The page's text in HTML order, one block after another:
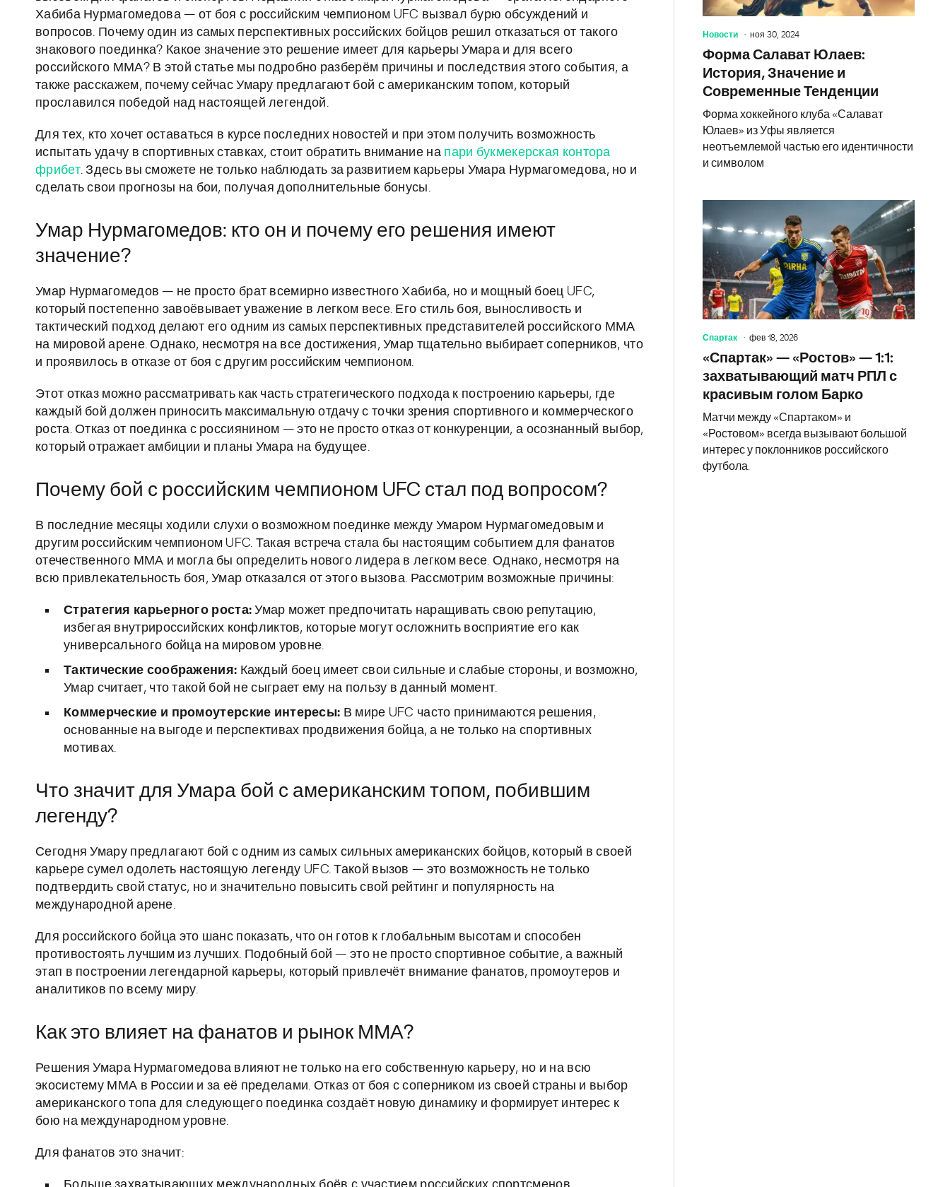
Хабиба Нурмагомедова — от боя с российским чемпионом UFC вызвал бурю обсуждений и
вопросов. Почему один из самых перспективных российских бойцов решил отказаться от такого
знакового поединка? Какое значение это решение имеет для карьеры Умара и для всего
российского ММА? В этой статье мы подробно разберём причины и последствия этого события, а
также расскажем, почему сейчас Умару предлагают бой с американским топом, который
прославился победой над настоящей легендой.
Для тех, кто хочет оставаться в курсе последних новостей и при этом получить возможность
испытать удачу в спортивных ставках, стоит обратить внимание на пари букмекерская контора
фрибет. Здесь вы сможете не только наблюдать за развитием карьеры Умара Нурмагомедова, но и
сделать свои прогнозы на бои, получая дополнительные бонусы.
Умар Нурмагомедов: кто он и почему его решения имеют
значение?
Умар Нурмагомедов — не просто брат всемирно известного Хабиба, но и мощный боец UFC,
который постепенно завоёвывает уважение в легком весе. Его стиль боя, выносливость и
тактический подход делают его одним из самых перспективных представителей российского ММА
на мировой арене. Однако, несмотря на все достижения, Умар тщательно выбирает соперников, что
и проявилось в отказе от боя с другим российским чемпионом.
Этот отказ можно рассматривать как часть стратегического подхода к построению карьеры, где
каждый бой должен приносить максимальную отдачу с точки зрения спортивного и коммерческого
роста. Отказ от поединка с россиянином — это не просто отказ от конкуренции, а осознанный выбор,
который отражает амбиции и планы Умара на будущее.
Почему бой с российским чемпионом UFC стал под вопросом?
В последние месяцы ходили слухи о возможном поединке между Умаром Нурмагомедовым и
другим российским чемпионом UFC. Такая встреча стала бы настоящим событием для фанатов
отечественного ММА и могла бы определить нового лидера в легком весе. Однако, несмотря на
всю привлекательность боя, Умар отказался от этого вызова. Рассмотрим возможные причины:
Стратегия карьерного роста: Умар может предпочитать наращивать свою репутацию,
избегая внутрироссийских конфликтов, которые могут осложнить восприятие его как
универсального бойца на мировом уровне.
Тактические соображения: Каждый боец имеет свои сильные и слабые стороны, и возможно,
Умар считает, что такой бой не сыграет ему на пользу в данный момент.
Коммерческие и промоутерские интересы: В мире UFC часто принимаются решения,
основанные на выгоде и перспективах продвижения бойца, а не только на спортивных
мотивах.
Что значит для Умара бой с американским топом, побившим
легенду?
Сегодня Умару предлагают бой с одним из самых сильных американских бойцов, который в своей
карьере сумел одолеть настоящую легенду UFC. Такой вызов — это возможность не только
подтвердить свой статус, но и значительно повысить свой рейтинг и популярность на
международной арене.
Для российского бойца это шанс показать, что он готов к глобальным высотам и способен
противостоять лучшим из лучших. Подобный бой — это не просто спортивное событие, а важный
этап в построении легендарной карьеры, который привлечёт внимание фанатов, промоутеров и
аналитиков по всему миру.
Как это влияет на фанатов и рынок ММА?
Решения Умара Нурмагомедова влияют не только на его собственную карьеру, но и на всю
экосистему ММА в России и за её пределами. Отказ от боя с соперником из своей страны и выбор
американского топа для следующего поединка создаёт новую динамику и формирует интерес к
бою на международном уровне.
Для фанатов это значит:
Новости ноя 30, 2024
Форма Салават Юлаев:
История, Значение и
Современные Тенденции
Форма хоккейного клуба «Салават
Юлаев» из Уфы является
неотъемлемой частью его идентичности
и символом
Спартак фев 18, 2026
«Спартак» — «Ростов» — 1:1:
захватывающий матч РПЛ с
красивым голом Барко
Матчи между «Спартаком» и
«Ростовом» всегда вызывают большой
интерес у поклонников российского
футбола.